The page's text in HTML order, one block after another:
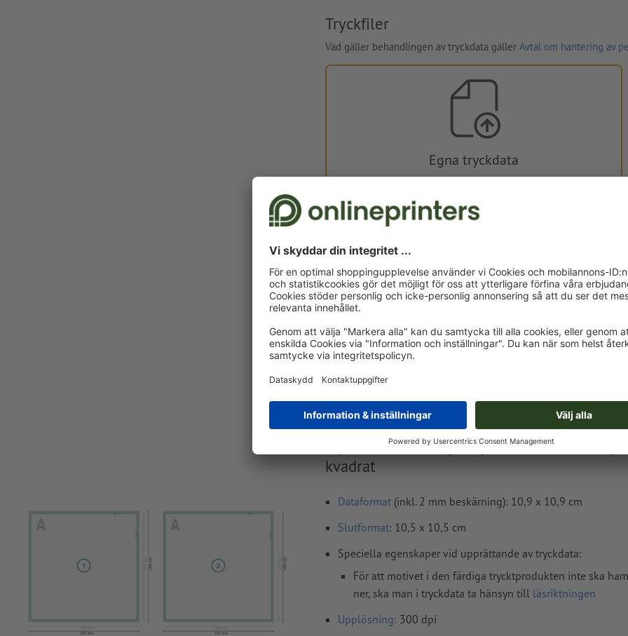
Tryckfiler
Vad gäller behandlingen av tryckdata gäller Avtal om hantering av
Egna tryckdata
Du kan ladda upp dina tryckdata före eller efter köpet.
kr 487,44
Levereras cirka:
fre, aug. 14. - tis, aug. 18.
Tryckdataanvisningar Vykort av eko-/
kvadrat
Dataformat (inkl. 2 mm beskärning): 10,9 x 10,9 cm
Slutformat: 10,5 x 10,5 cm
Speciella egenskaper vid upprättande av tryckdata:
För att motivet i den färdiga trycktprodukten inte ska
ner, ska man i tryckdata ta hänsyn till läsriktningen
Upplösning: 300 dpi